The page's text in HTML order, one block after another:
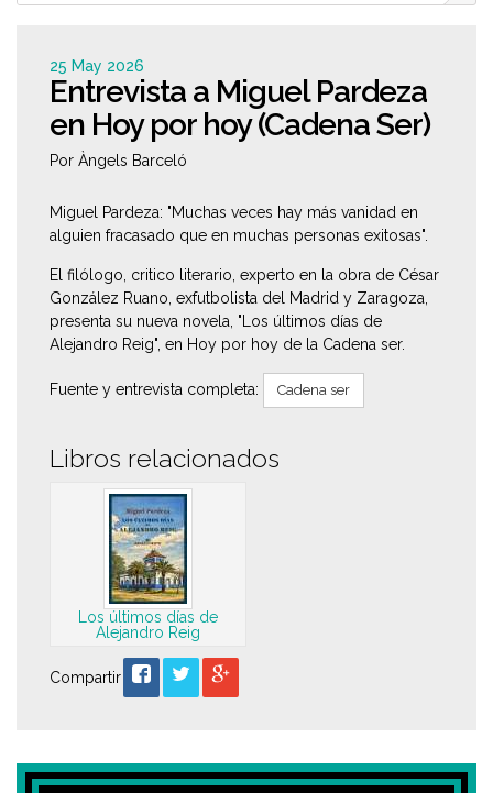
25 May 2026
Entrevista a Miguel Pardeza
en Hoy por hoy (Cadena Ser)
Por Àngels Barceló
Miguel Pardeza: "Muchas veces hay más vanidad en
alguien fracasado que en muchas personas exitosas".
El filólogo, critico literario, experto en la obra de César
González Ruano, exfutbolista del Madrid y Zaragoza,
presenta su nueva novela, "Los últimos días de
Alejandro Reig", en Hoy por hoy de la Cadena ser.
Fuente y entrevista completa: Cadena ser
Libros relacionados
Los últimos días de
Alejandro Reig
Compartir